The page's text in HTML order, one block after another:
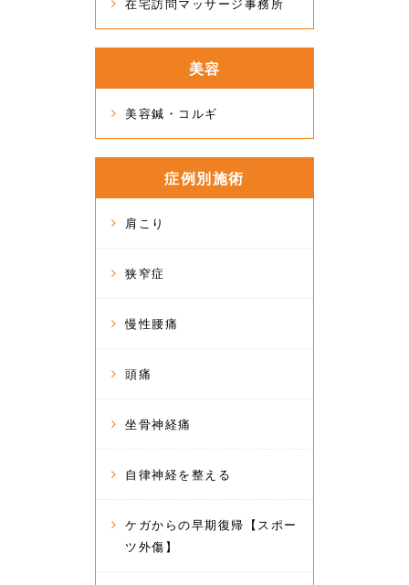
在宅訪問マッサージ事務所
美容
美容鍼・コルギ
症例別施術
肩こり
狭窄症
慢性腰痛
頭痛
坐骨神経痛
自律神経を整える
ケガからの早期復帰【スポー
ツ外傷】